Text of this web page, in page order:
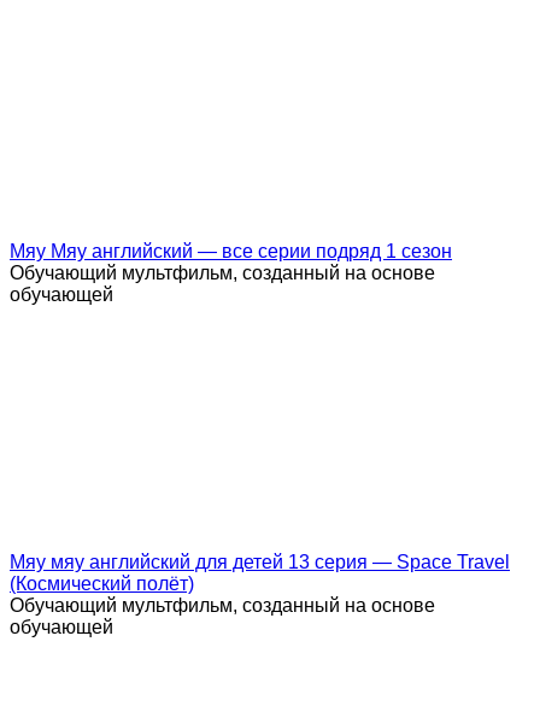
Мяу Мяу английский — все серии подряд 1 сезон
Обучающий мультфильм, созданный на основе
обучающей
Мяу мяу английский для детей 13 серия — Space Travel
(Космический полёт)
Обучающий мультфильм, созданный на основе
обучающей